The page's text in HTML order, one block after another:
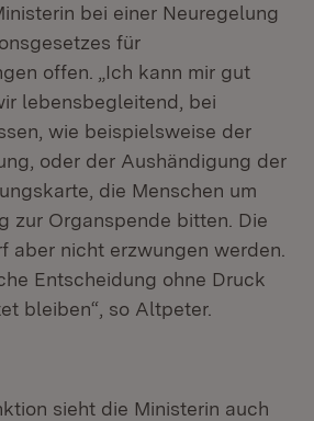
bei einer Neuregelung
für
offen. „Ich kann mir gut
lebensbegleitend, bei
wie beispielsweise der
oder der Aushändigung der
die Menschen um
zur Organspende bitten. Die
aber nicht erzwungen werden.
Entscheidung ohne Druck
bleiben“, so Altpeter.
sieht die Ministerin auch